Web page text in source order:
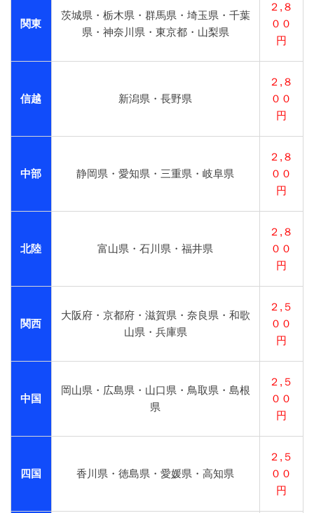
関東
茨城県・栃木県・群馬県・埼玉県・千葉
県・神奈川県・東京都・山梨県
２,８
００
円
信越 新潟県・長野県
２,８
００
円
中部 静岡県・愛知県・三重県・岐阜県
２,８
００
円
北陸 富山県・石川県・福井県
２,８
００
円
関西
大阪府・京都府・滋賀県・奈良県・和歌
山県・兵庫県
２,５
００
円
中国
岡山県・広島県・山口県・鳥取県・島根
県
２,５
００
円
四国 香川県・徳島県・愛媛県・高知県
２,５
００
円